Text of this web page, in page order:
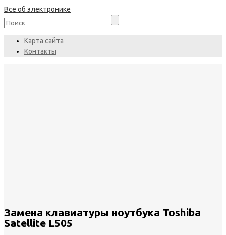
Все об электронике
Карта сайта
Контакты
Замена клавиатуры ноутбука Toshiba
Satellite L505